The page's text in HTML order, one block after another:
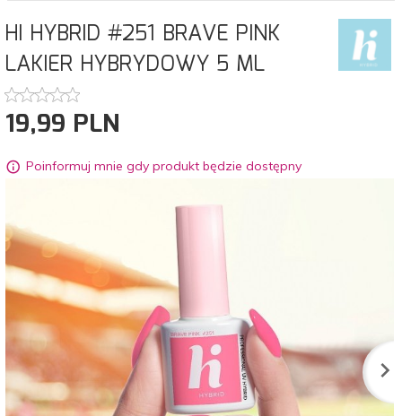
HI HYBRID #251 BRAVE PINK
LAKIER HYBRYDOWY 5 ML
19,99 PLN
Poinformuj mnie gdy produkt będzie dostępny